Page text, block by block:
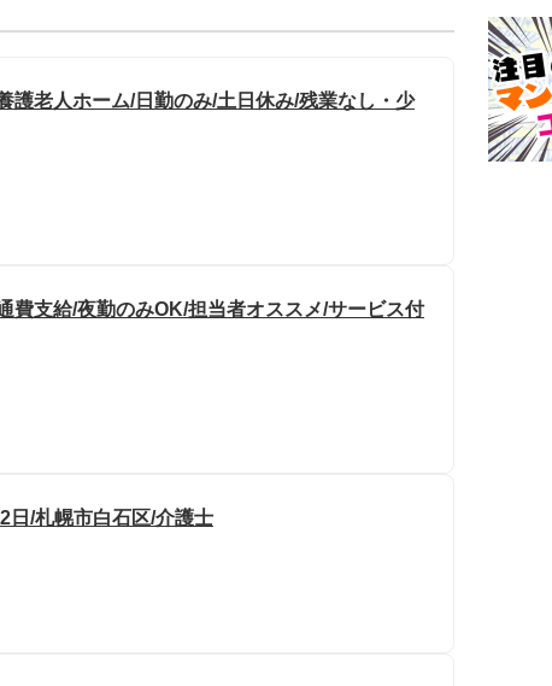
護老人ホーム/日勤のみ/土日休み/残業なし・少
費支給/夜勤のみOK/担当者オススメ/サービス付
日/札幌市白石区/介護士